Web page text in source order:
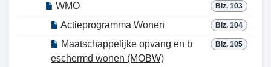
Blz. 103
WMO
Blz. 104
Actieprogramma Wonen
Blz. 105
Maatschappelijke opvang en b
eschermd wonen (MOBW)